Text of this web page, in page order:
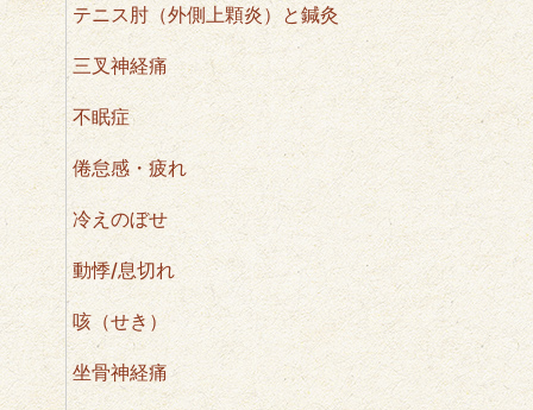
テニス肘（外側上顆炎）と鍼灸
三叉神経痛
不眠症
倦怠感・疲れ
冷えのぼせ
動悸/息切れ
咳（せき）
坐骨神経痛